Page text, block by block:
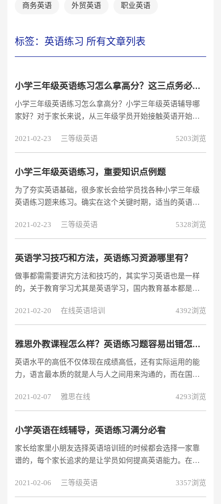
商务英语 外贸英语 职业英语
标签：英语练习 所有文章列表
小学三年级英语练习怎么拿高分？这三点务必要让学员知道！
小学三年级英语练习怎么拿高分？小学三年级英语辅导哪
家好？对于家长来说，从三年级学员开始接触英语开始，
语课，由于内容简单，学生的学习热情很高，同学们得高
分是很容易的。试题难度适中的情况下，期末考试时，一
下也能得95分以上。
2021-02-23 三等级英语 5203浏览
小学三年级英语练习，重要知识点例题
为了夯实英语基础，很多家长会给学员找各种小学三年级
英语练习题来练习。确实在这个关键时期，适当的英语练
而会适得其反，让学员产生逆反、厌烦的心理，今天在这
里我给家长们分享一下小学三年级英语练习当中重要知识
2021-02-23 三等级英语 5328浏览
英语学习技巧和方法，英语练习资源哪里有？
做事都需需要讲究方法和技巧的，其实学习英语也是一样
的，关于教育学习尤其是英语学习，国内教育基本都是把
习英语不单单为了应付一般的英语考试，出社会工作还是
需要英语作为工作技能傍身的。英语学习很多年以来都流
活运用的却甚少。小编根据自己的情况整理了一些英语学
习技巧和方法来帮助大家。
2021-02-20 在线英语培训 4392浏览
雅思外教课程怎么样？英语练习题容易出错怎么办？
英语水平的高低不仅体现在成绩高低，还有实际运用的能
力，语言最本质的就是人与人之间用来沟通的，而在国内
才是正道。而雅思外教课程不仅能帮助学生提高应试能
力，而且还能提高英语实际运用能力。
2021-02-07 雅思在线 4293浏览
小学英语在线辅导，英语练习满分必看
家长给家里小朋友选择英语培训班的时候都会选择一家靠
谱的，每个家长追求的是让学员如何提高英语能力。在小
语在线辅导更加方便快捷，省时省力又省心。那么，小学
英语在线辅导机构哪一个性价比更高?小学英语怎么考满分
2021-02-06 三等级英语 3357浏览